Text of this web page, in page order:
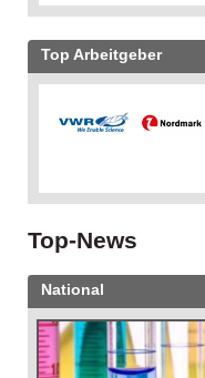
Top Arbeitgeber
Top-News
National